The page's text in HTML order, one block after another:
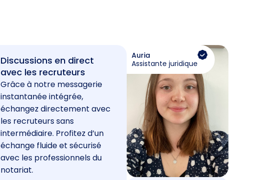
Discussions en direct
avec les recruteurs
Grâce à notre messagerie
instantanée intégrée,
échangez directement avec
les recruteurs sans
intermédiaire. Profitez d’un
échange fluide et sécurisé
avec les professionnels du
notariat.
Auria
Assistante juridique